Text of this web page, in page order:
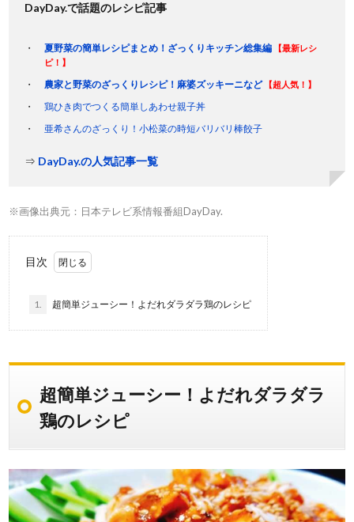
DayDay.で話題のレシピ記事
夏野菜の簡単レシピまとめ！ざっくりキッチン総集編
【最新レシ
ピ！】
農家と野菜のざっくりレシピ！麻婆ズッキーニなど 【超人気！】
鶏ひき肉でつくる簡単しあわせ親子丼
亜希さんのざっくり！小松菜の時短バリバリ棒餃子
⇒ DayDay.の人気記事一覧
※画像出典元：日本テレビ系情報番組DayDay.
目次
1. 超簡単ジューシー！よだれダラダラ鶏のレシピ
超簡単ジューシー！よだれダラダラ
鶏のレシピ